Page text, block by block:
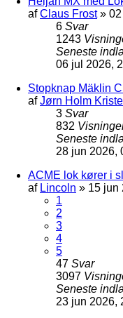
afClaus Frost»
6 Svar
1243
Seneste
06 jul 2026,
Stopknap Mäklin
afJørn Holm
3 Svar
832
Seneste
28 jun 2026,
ACME lok kører i
af Lincoln » 15 jun
1
2
3
4
5
47 Svar
3097
Seneste
23 jun 2026,